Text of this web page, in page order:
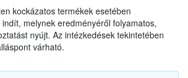
kockázatos termékek esetében
melynek eredményéről folyamatos,
nyújt. Az intézkedések tekintetében
várható.